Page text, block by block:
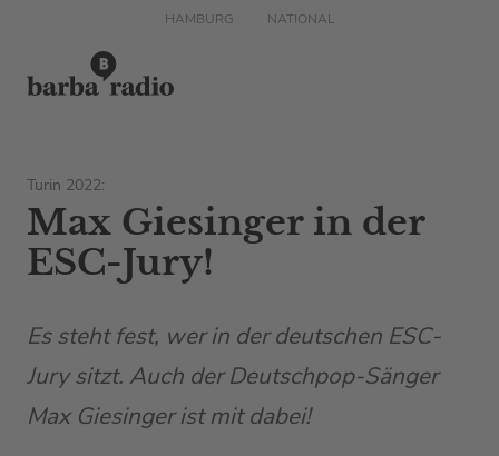
HAMBURG NATIONAL
Turin 2022:
Max Giesinger in der
ESC-Jury!
Es steht fest, wer in der deutschen ESC-
Jury sitzt. Auch der Deutschpop-Sänger
Max Giesinger ist mit dabei!